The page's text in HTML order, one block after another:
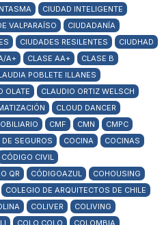
CIUDAD INTELIGENTE
VALPARAÍSO
CIUDADANÍA
CIUDADES RESILENTES
CIUDHAD
A+ CLASE AA+
CLASE B
POBLETE ILLANES
OLATE
CLAUDIO ORTIZ WELSCH
CLOUD DANCER
CMF CMN
CMPC
SEGUROS COCINA
COCINAS
CÓDIGO CIVIL
QR CÓDIGOAZUL
COHOUSING
COLEGIO DE ARQUITECTOS DE CHILE
COLIVER
COLIVING